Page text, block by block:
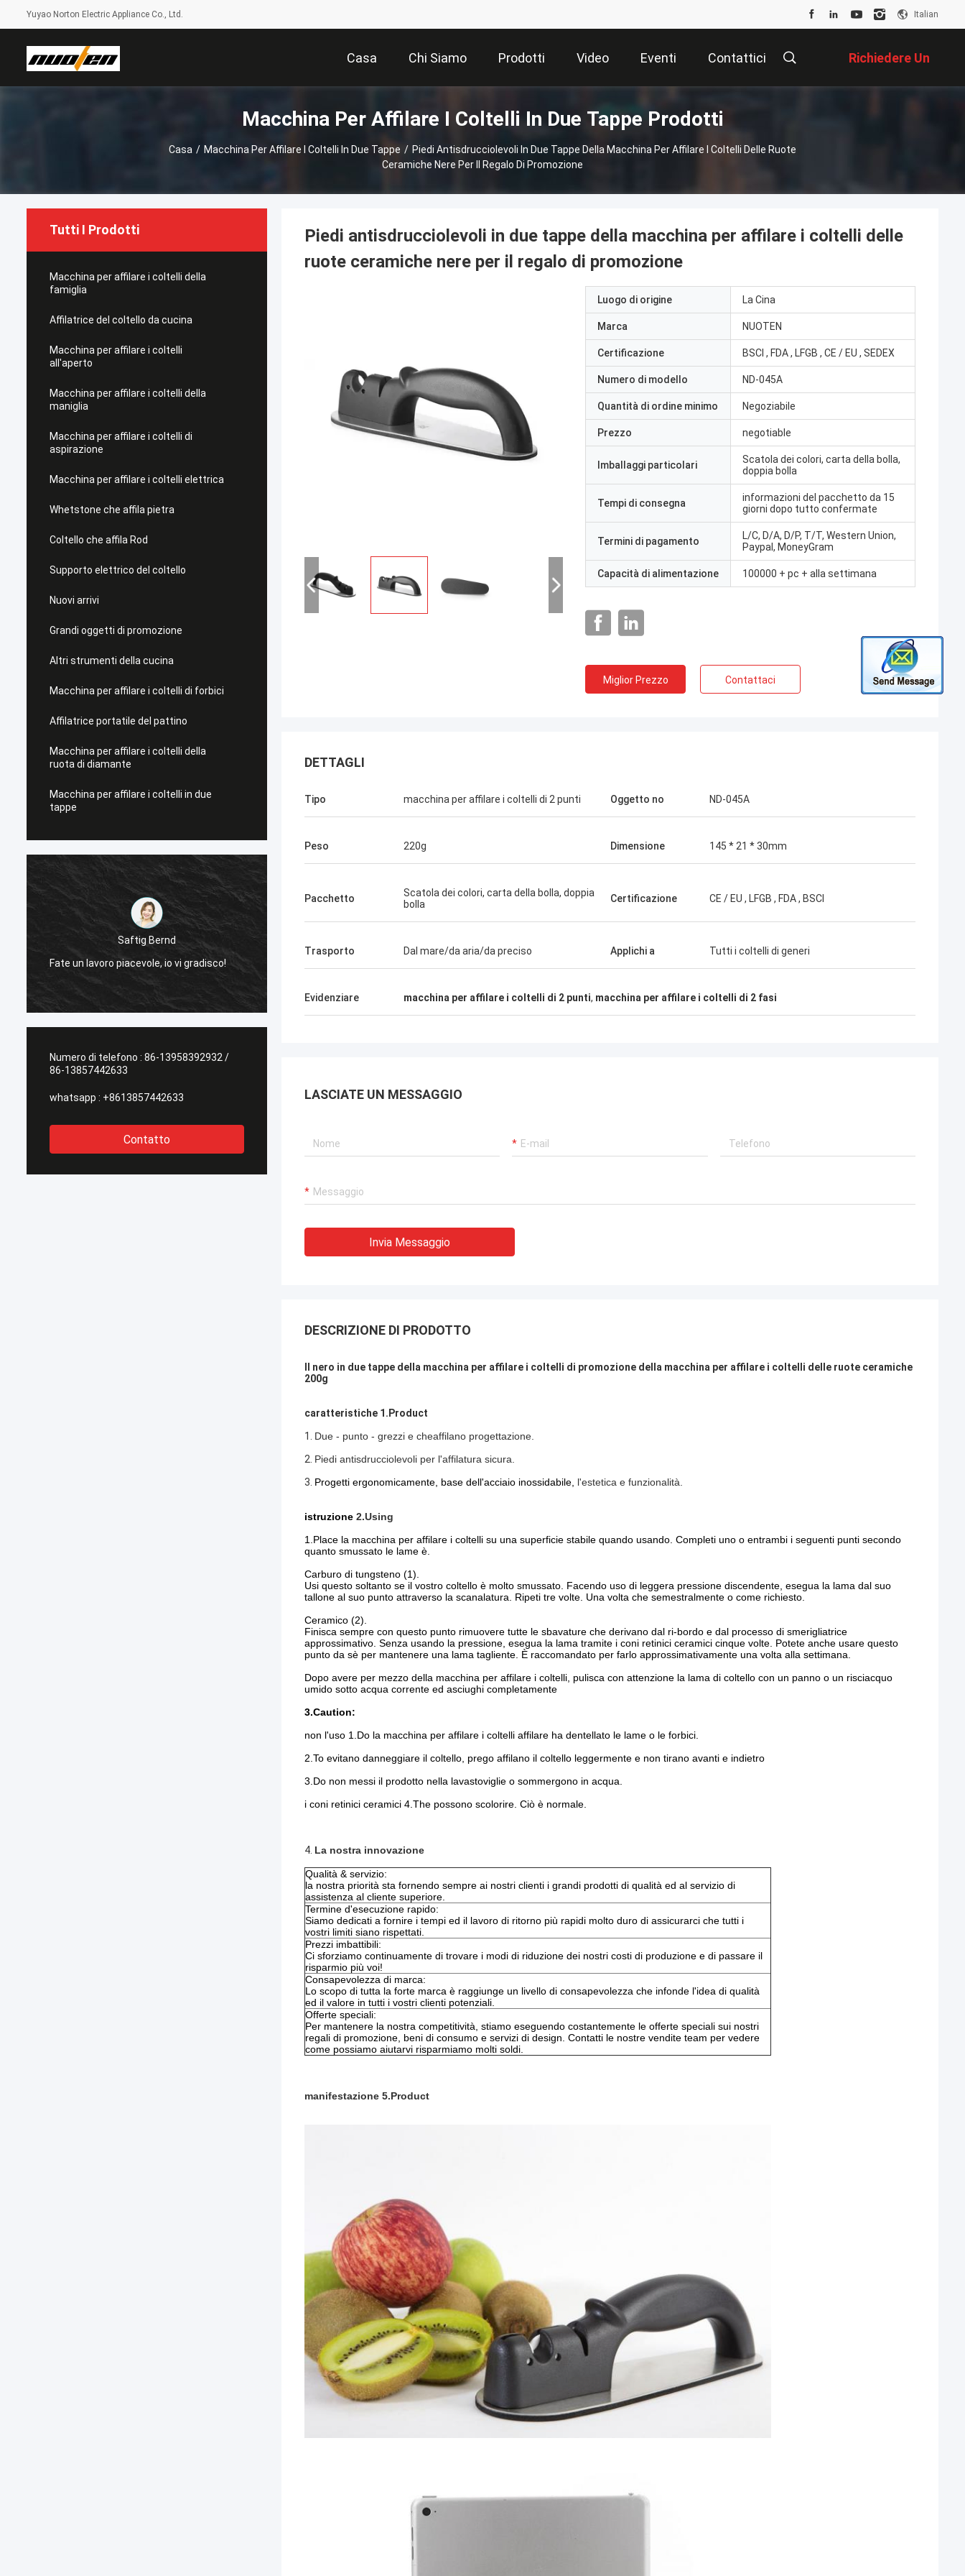
Yuyao Norton Electric Appliance Co., Ltd. Italian
Casa Chi Siamo Prodotti Video Eventi Contattici Richiedere Un
Preventivo
Macchina Per Affilare I Coltelli In Due Tappe Prodotti
Casa / Macchina Per Affilare I Coltelli In Due Tappe / Piedi Antisdrucciolevoli In Due Tappe Della Macchina Per Affilare I Coltelli Delle Ruote
Ceramiche Nere Per Il Regalo Di Promozione
Tutti I Prodotti
Macchina per affilare i coltelli della
famiglia
Affilatrice del coltello da cucina
Macchina per affilare i coltelli
all'aperto
Macchina per affilare i coltelli della
maniglia
Macchina per affilare i coltelli di
aspirazione
Macchina per affilare i coltelli elettrica
Whetstone che affila pietra
Coltello che affila Rod
Supporto elettrico del coltello
Nuovi arrivi
Grandi oggetti di promozione
Altri strumenti della cucina
Macchina per affilare i coltelli di forbici
Affilatrice portatile del pattino
Macchina per affilare i coltelli della
ruota di diamante
Macchina per affilare i coltelli in due
tappe
io vi gradisco!
Scilla di Chris
Ora, soltanto Norton, nessun bisogno
l'altro fornitore!
Numero di telefono : 86-13958392932 /
86-13857442633
whatsapp : +8613857442633
Contatto
Piedi antisdrucciolevoli in due tappe della macchina per affilare i coltelli delle
ruote ceramiche nere per il regalo di promozione
Luogo di origine La Cina
Marca NUOTEN
Certificazione BSCI , FDA , LFGB , CE / EU , SEDEX
Numero di modello ND-045A
Quantità di ordine minimo Negoziabile
Prezzo negotiable
Imballaggi particolari
Scatola dei colori, carta della bolla,
doppia bolla
Tempi di consegna
informazioni del pacchetto da 15
giorni dopo tutto confermate
Termini di pagamento
L/C, D/A, D/P, T/T, Western Union,
Paypal, MoneyGram
Capacità di alimentazione 100000 + pc + alla settimana
Miglior Prezzo Contattaci
DETTAGLI
Tipo macchina per affilare i coltelli di 2 punti Oggetto no ND-045A
Peso 220g Dimensione 145 * 21 * 30mm
Pacchetto
Scatola dei colori, carta della bolla, doppia
bolla
Certificazione CE / EU , LFGB , FDA , BSCI
Trasporto Dal mare/da aria/da preciso Applichi a Tutti i coltelli di generi
Evidenziare macchina per affilare i coltelli di 2 punti, macchina per affilare i coltelli di 2 fasi
LASCIATE UN MESSAGGIO
Invia Messaggio
DESCRIZIONE DI PRODOTTO
Il nero in due tappe della macchina per affilare i coltelli di promozione della macchina per affilare i coltelli delle ruote ceramiche
200g
caratteristiche 1.Product
1. Due - punto - grezzi e cheaffilano progettazione.
2. Piedi antisdrucciolevoli per l'affilatura sicura.
3. Progetti ergonomicamente, base dell'acciaio inossidabile, l'estetica e funzionalità.
istruzione 2.Using
1.Place la macchina per affilare i coltelli su una superficie stabile quando usando. Completi uno o entrambi i seguenti punti secondo
quanto smussato le lame è.
Carburo di tungsteno (1).
Usi questo soltanto se il vostro coltello è molto smussato. Facendo uso di leggera pressione discendente, esegua la lama dal suo
tallone al suo punto attraverso la scanalatura. Ripeti tre volte. Una volta che semestralmente o come richiesto.
Ceramico (2).
Finisca sempre con questo punto rimuovere tutte le sbavature che derivano dal ri-bordo e dal processo di smerigliatrice
approssimativo. Senza usando la pressione, esegua la lama tramite i coni retinici ceramici cinque volte. Potete anche usare questo
punto da sè per mantenere una lama tagliente. È raccomandato per farlo approssimativamente una volta alla settimana.
Dopo avere per mezzo della macchina per affilare i coltelli, pulisca con attenzione la lama di coltello con un panno o un risciacquo
umido sotto acqua corrente ed asciughi completamente
3.Caution:
non l'uso 1.Do la macchina per affilare i coltelli affilare ha dentellato le lame o le forbici.
2.To evitano danneggiare il coltello, prego affilano il coltello leggermente e non tirano avanti e indietro
3.Do non messi il prodotto nella lavastoviglie o sommergono in acqua.
i coni retinici ceramici 4.The possono scolorire. Ciò è normale.
4. La nostra innovazione
Qualità & servizio:
la nostra priorità sta fornendo sempre ai nostri clienti i grandi prodotti di qualità ed al servizio di
assistenza al cliente superiore.
Termine d'esecuzione rapido:
Siamo dedicati a fornire i tempi ed il lavoro di ritorno più rapidi molto duro di assicurarci che tutti i
vostri limiti siano rispettati.
Prezzi imbattibili:
Ci sforziamo continuamente di trovare i modi di riduzione dei nostri costi di produzione e di passare il
risparmio più voi!
Consapevolezza di marca:
Lo scopo di tutta la forte marca è raggiunge un livello di consapevolezza che infonde l'idea di qualità
ed il valore in tutti i vostri clienti potenziali.
Offerte speciali:
Per mantenere la nostra competitività, stiamo eseguendo costantemente le offerte speciali sui nostri
regali di promozione, beni di consumo e servizi di design. Contatti le nostre vendite team per vedere
come possiamo aiutarvi risparmiamo molti soldi.
manifestazione 5.Product